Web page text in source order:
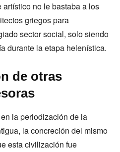
no le bastaba a los
griegos para
sector social, solo siendo
durante la etapa helenística.
de otras
la periodización de la
la concreción del mismo
esta civilización fue